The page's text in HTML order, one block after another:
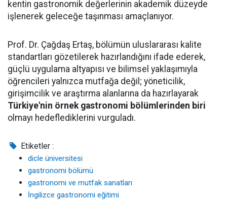
kentin gastronomik değerlerinin akademik düzeyde
işlenerek geleceğe taşınması amaçlanıyor.
Prof. Dr. Çağdaş Ertaş, bölümün uluslararası kalite
standartları gözetilerek hazırlandığını ifade ederek,
güçlü uygulama altyapısı ve bilimsel yaklaşımıyla
öğrencileri yalnızca mutfağa değil; yöneticilik,
girişimcilik ve araştırma alanlarına da hazırlayarak
Türkiye'nin örnek gastronomi bölümlerinden biri
olmayı hedeflediklerini vurguladı.
Etiketler :
dicle üniversitesi
gastronomi bölümü
gastronomi ve mutfak sanatları
İngilizce gastronomi eğitimi